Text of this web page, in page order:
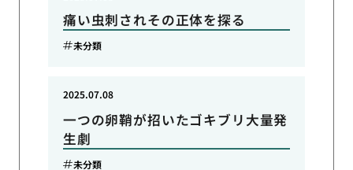
痛い虫刺されその正体を探る
未分類
一つの卵鞘が招いたゴキブリ大量発
生劇
2025.07.08
未分類